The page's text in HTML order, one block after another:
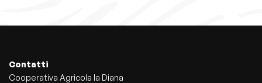
Contatti
Cooperativa Agricola la Diana